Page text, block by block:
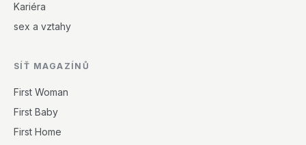
Kariéra
sex a vztahy
SÍŤ MAGAZÍNŮ
First Woman
First Baby
First Home